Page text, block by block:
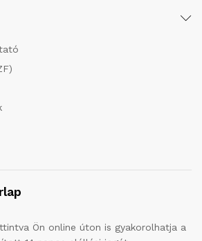
Ön online úton is gyakorolhatja a